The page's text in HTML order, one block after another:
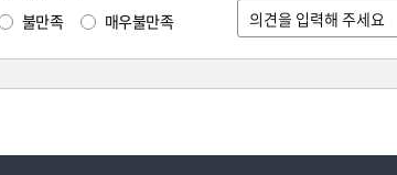
불만족 매우불만족